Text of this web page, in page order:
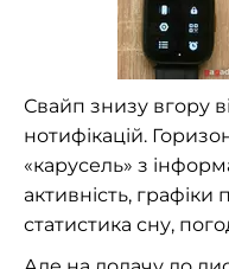
Свайп знизу вгору
нотифікацій.
«карусель» з
активність, графіки
статистика сну,